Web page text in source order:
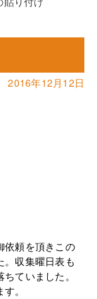
2016年12月12日
依頼を頂きこの
。収集曜日表も
ていました。
。